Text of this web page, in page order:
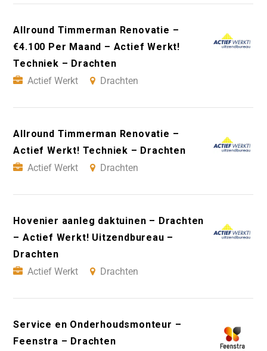
Allround Timmerman Renovatie –
€4.100 Per Maand – Actief Werkt!
Techniek – Drachten
Actief Werkt
Drachten
Allround Timmerman Renovatie –
Actief Werkt! Techniek – Drachten
Actief Werkt
Drachten
Hovenier aanleg daktuinen – Drachten
– Actief Werkt! Uitzendbureau –
Drachten
Actief Werkt
Drachten
Service en Onderhoudsmonteur –
Feenstra – Drachten